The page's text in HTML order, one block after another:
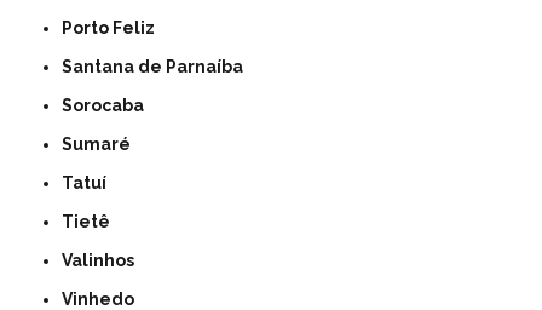
Porto Feliz
Santana de Parnaíba
Sorocaba
Sumaré
Tatuí
Tietê
Valinhos
Vinhedo